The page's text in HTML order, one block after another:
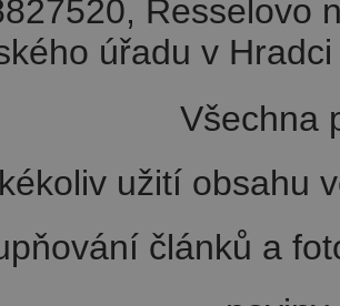
Resselovo
úřadu v
Všechna
užití obsahu
článků a